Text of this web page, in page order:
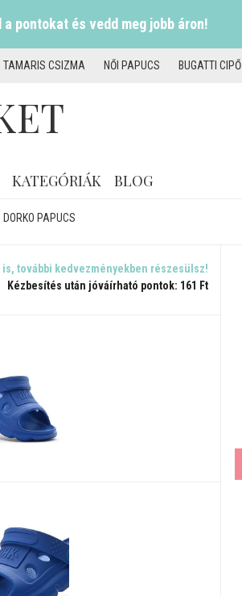
pontokat és vedd meg jobb áron!
TAMARIS CSIZMA NŐI PAPUCS BUGATTI CIPŐ
KATEGÓRIÁK BLOG
DORKO PAPUCS
további kedvezményekben részesülsz!
Kézbesítés után jóváírható pontok: 161 Ft